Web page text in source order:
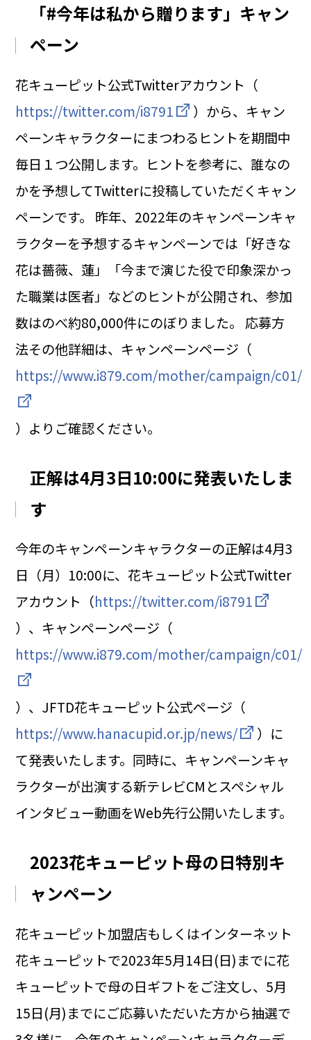
「#今年は私から贈ります」キャン
ペーン
花キューピット公式Twitterアカウント（
https://twitter.com/i8791
）から、キャン
ペーンキャラクターにまつわるヒントを期間中
毎日１つ公開します。ヒントを参考に、誰なの
かを予想してTwitterに投稿していただくキャン
ペーンです。 昨年、2022年のキャンペーンキャ
ラクターを予想するキャンペーンでは「好きな
花は薔薇、蓮」「今まで演じた役で印象深かっ
た職業は医者」などのヒントが公開され、参加
数はのべ約80,000件にのぼりました。 応募方
法その他詳細は、キャンペーンページ（
https://www.i879.com/mother/campaign/c01/
）よりご確認ください。
正解は4月3日10:00に発表いたしま
す
今年のキャンペーンキャラクターの正解は4月3
日（月）10:00に、花キューピット公式Twitter
アカウント（https://twitter.com/i8791
）、キャンペーンページ（
https://www.i879.com/mother/campaign/c01/
）、JFTD花キューピット公式ページ（
https://www.hanacupid.or.jp/news/
）に
て発表いたします。同時に、キャンペーンキャ
ラクターが出演する新テレビCMとスペシャル
インタビュー動画をWeb先行公開いたします。
2023花キューピット母の日特別キ
ャンペーン
花キューピット加盟店もしくはインターネット
花キューピットで2023年5月14日(日)までに花
キューピットで母の日ギフトをご注文し、5月
15日(月)までにご応募いただいた方から抽選で